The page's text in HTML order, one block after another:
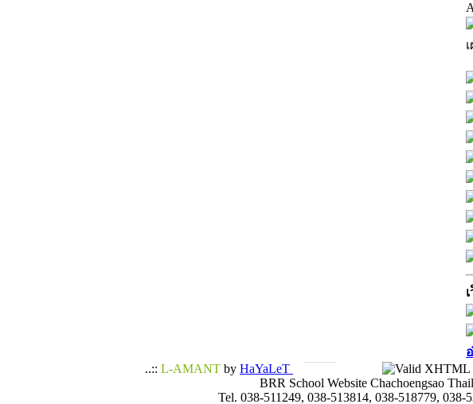
..:: L-AMANT by HaYaLeT
BRR School Website Chachoengsao
Tel. 038-511249, 038-513814, 038-518779, 038-